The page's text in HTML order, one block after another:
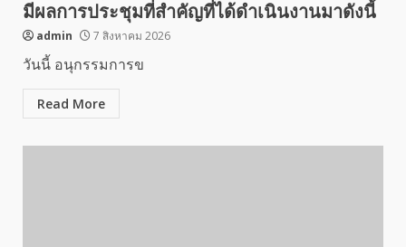
มีผลการประชุมที่สำคัญที่ได้ดำเนินงานมาดังนี้
admin 7 สิงหาคม 2026
วันนี้ อนุกรรมการข
Read More